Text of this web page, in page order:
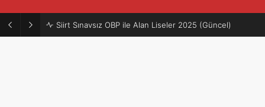
Siirt Sınavsız OBP ile Alan Liseler 2025 (Güncel)